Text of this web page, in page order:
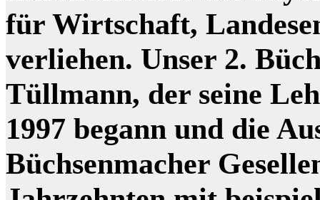
für Wirtschaft,
verliehen. Unser 2.
Tüllmann, der seine
1997 begann und die
Büchsenmacher